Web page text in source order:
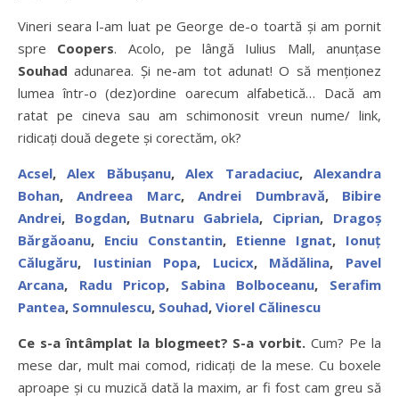
Vineri seara l-am luat pe George de-o toartă şi am pornit
spre Coopers. Acolo, pe lângă Iulius Mall, anunţase
Souhad adunarea. Şi ne-am tot adunat! O să menţionez
lumea într-o (dez)ordine oarecum alfabetică… Dacă am
ratat pe cineva sau am schimonosit vreun nume/ link,
ridicaţi două degete şi corectăm, ok?
Acsel,Alex Băbuşanu,Alex Taradaciuc,Alexandra
Bohan,Andreea Marc,Andrei Dumbravă, Bibire
Andrei, Bogdan, Butnaru Gabriela, Ciprian, Dragoş
Bărgăoanu, Enciu Constantin, Etienne Ignat, Ionuţ
Călugăru, Iustinian Popa, Lucicx, Mădălina, Pavel
Arcana, Radu Pricop, Sabina Bolboceanu, Serafim
Pantea, Somnulescu, Souhad, Viorel Călinescu
Ce s-a întâmplat la blogmeet? S-a vorbit. Cum? Pe la
mese dar, mult mai comod, ridicaţi de la mese. Cu boxele
aproape şi cu muzică dată la maxim, ar fi fost cam greu să